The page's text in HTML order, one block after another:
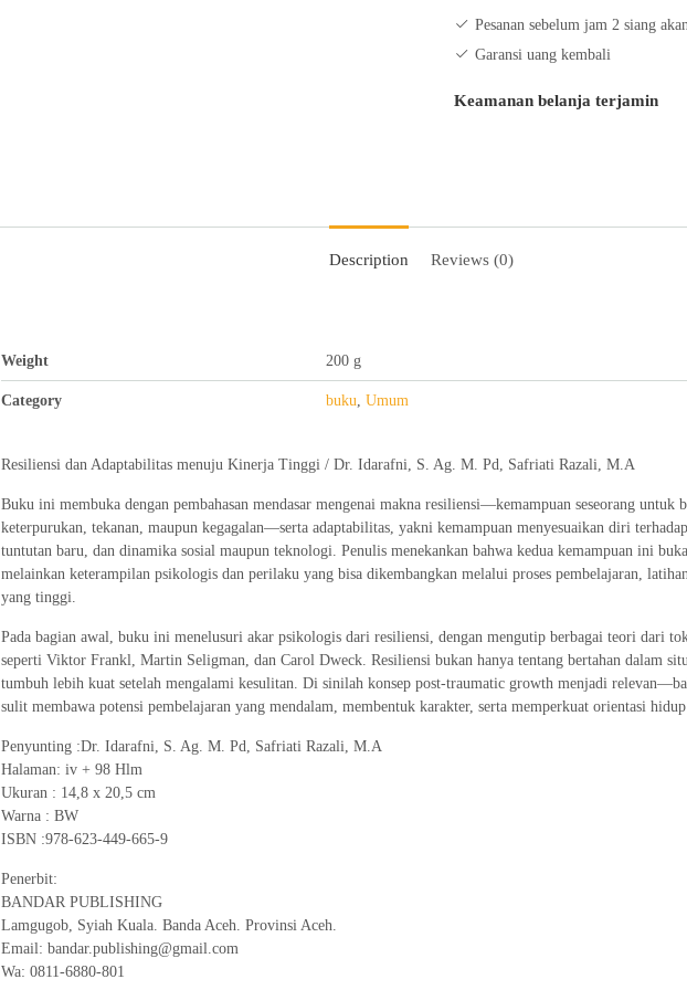
quantity
Pesanan sebelum jam 2 siang
Garansi uang kembali
Keamanan belanja terjamin
Description Reviews (0)
Weight 200 g
Category buku, Umum
Resiliensi dan Adaptabilitas menuju Kinerja Tinggi / Dr. Idarafni, S. Ag. M. Pd, Safriati Razali, M.A
Buku ini membuka dengan pembahasan mendasar mengenai makna resiliensi—kemampuan seseorang untuk
keterpurukan, tekanan, maupun kegagalan—serta adaptabilitas, yakni kemampuan menyesuaikan diri
tuntutan baru, dan dinamika sosial maupun teknologi. Penulis menekankan bahwa kedua kemampuan ini
melainkan keterampilan psikologis dan perilaku yang bisa dikembangkan melalui proses pembelajaran,
yang tinggi.
Pada bagian awal, buku ini menelusuri akar psikologis dari resiliensi, dengan mengutip berbagai teori dari
seperti Viktor Frankl, Martin Seligman, dan Carol Dweck. Resiliensi bukan hanya tentang bertahan dalam
tumbuh lebih kuat setelah mengalami kesulitan. Di sinilah konsep post-traumatic growth menjadi
sulit membawa potensi pembelajaran yang mendalam, membentuk karakter, serta memperkuat orientasi hidup
Penyunting :Dr. Idarafni, S. Ag. M. Pd, Safriati Razali, M.A
Halaman: iv + 98 Hlm
Ukuran : 14,8 x 20,5 cm
Warna : BW
ISBN :978-623-449-665-9
Penerbit:
BANDAR PUBLISHING
Lamgugob, Syiah Kuala. Banda Aceh. Provinsi Aceh.
Email: bandar.publishing@gmail.com
Wa: 0811-6880-801